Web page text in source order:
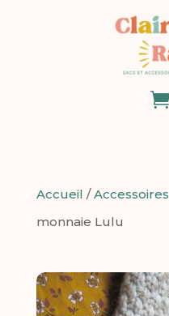
Accueil /Accessoires
monnaie Lulu